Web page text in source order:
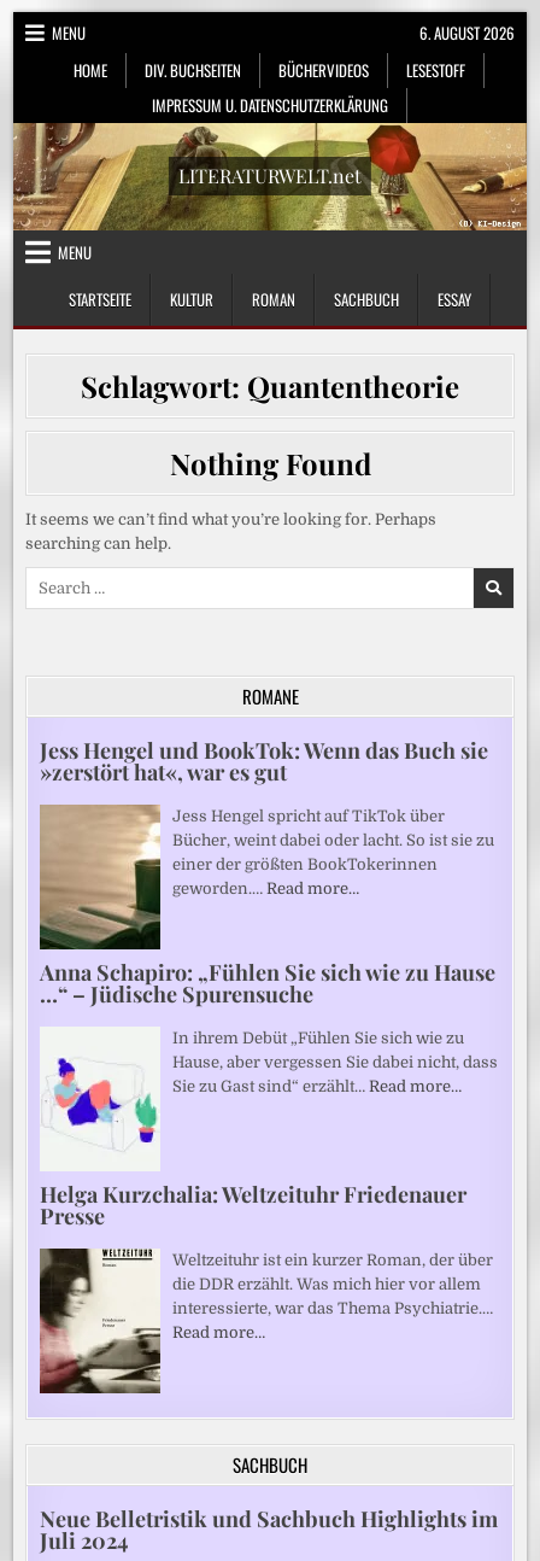
Skip
MENU
HOME
DIV. BUCHSEITEN BÜCHERVIDEOS
LESESTOFF
IMPRESSUM U. DATENSCHUTZERKLÄRUNG
6. AUGUST 2026
LITERATURWELT.net
MENU
STARTSEITE
KULTUR ROMAN SACHBUCH ESSAY
Schlagwort: Quantentheorie
Nothing Found
It seems we can’t find what you’re looking for. Perhaps
searching can help.
ROMANE
Jess Hengel und BookTok: Wenn das Buch sie
»zerstört hat«, war es gut
Jess Hengel spricht auf TikTok über
Bücher, weint dabei oder lacht. So ist sie zu
einer der größten BookTokerinnen
geworden.…Read more…
Anna Schapiro: „Fühlen Sie sich wie zu Hause
…“ – Jüdische Spurensuche
In ihrem Debüt „Fühlen Sie sich wie zu
Hause, aber vergessen Sie dabei nicht, dass
Sie zu Gast sind“ erzählt…Read more…
Helga Kurzchalia: Weltzeituhr Friedenauer
Presse
Weltzeituhr ist ein kurzer Roman, der über
die DDR erzählt. Was mich hier vor allem
interessierte, war das Thema Psychiatrie.…
Read more…
SACHBUCH
Neue Belletristik und Sachbuch Highlights im
Juli 2024